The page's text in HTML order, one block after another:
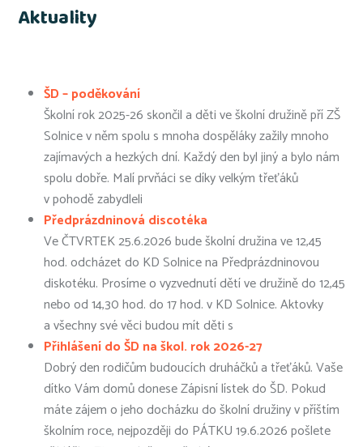
Aktuality
ŠD – poděkování
Školní rok 2025-26 skončil a děti ve školní družině pří ZŠ
Solnice v něm spolu s mnoha dospěláky zažily mnoho
zajímavých a hezkých dní. Každý den byl jiný a bylo nám
spolu dobře. Malí prvňáci se díky velkým třeťáků
v pohodě zabydleli
Předprázdninová discotéka
Ve ČTVRTEK 25.6.2026 bude školní družina ve 12,45
hod. odcházet do KD Solnice na Předprázdninovou
diskotéku. Prosíme o vyzvednutí dětí ve družině do 12,45
nebo od 14,30 hod. do 17 hod. v KD Solnice. Aktovky
a všechny své věci budou mít děti s
Přihlášení do ŠD na škol. rok 2026-27
Dobrý den rodičům budoucích druháčků a třeťáků. Vaše
dítko Vám domů donese Zápisní lístek do ŠD. Pokud
máte zájem o jeho docházku do školní družiny v příštím
školním roce, nejpozději do PÁTKU 19.6.2026 pošlete